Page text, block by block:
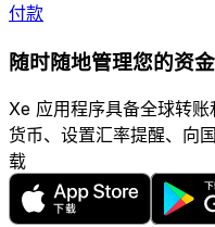
付款
随时随地管理您的资
Xe 应用程序具备全球转
货币、设置汇率提醒、向
载